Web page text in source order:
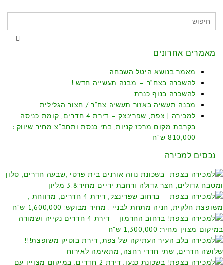
מאמרים אחרונים
מאמר בנושא היטל השבחה
להשכרה בצח”ר – מבנה תעשייה חדש !
להשכרה בנוף כנרת
מבנה תעשיה באזור תעשיה צח”ר / חצור הגלילית
למכירה | צפת, שפרינצק – דירת 4 חדרים, קומת כניסה
בקרבת מקום מרכז קניות, בתי כנסת ותחב”צ מחיר שיווק :
810,000 ש”ח
נכסים למכירה